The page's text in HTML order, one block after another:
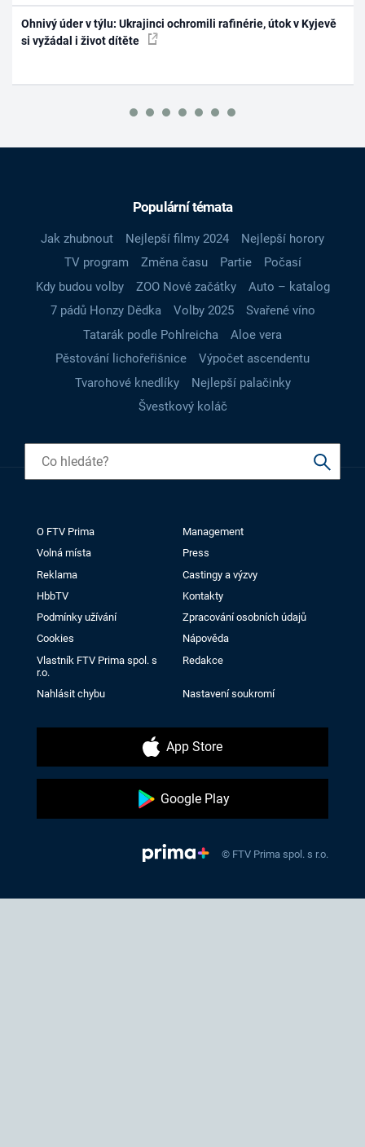
Ohnivý úder v týlu: Ukrajinci ochromili rafinérie, útok v Kyjevě
si vyžádal i život dítěte
Populární témata
Jak zhubnout Nejlepší filmy 2024
Nejlepší horory
TV program
Změna času Partie
Počasí
Kdy budou volby
ZOO Nové začátky
Auto – katalog
7 pádů Honzy Dědka
Volby 2025
Svařené víno
Tatarák podle Pohlreicha
Aloe vera
Pěstování lichořeřišnice
Výpočet ascendentu
Tvarohové knedlíky
Nejlepší palačinky
Švestkový koláč
O FTV Prima
Management
Volná místa
Press
Reklama
Castingy a výzvy
HbbTV
Kontakty
Podmínky užívání
Zpracování osobních údajů
Cookies
Nápověda
Vlastník FTV Prima spol. s
r.o.
Redakce
Nahlásit chybu Nastavení soukromí
App Store
Google Play
© FTV Prima spol. s r.o.